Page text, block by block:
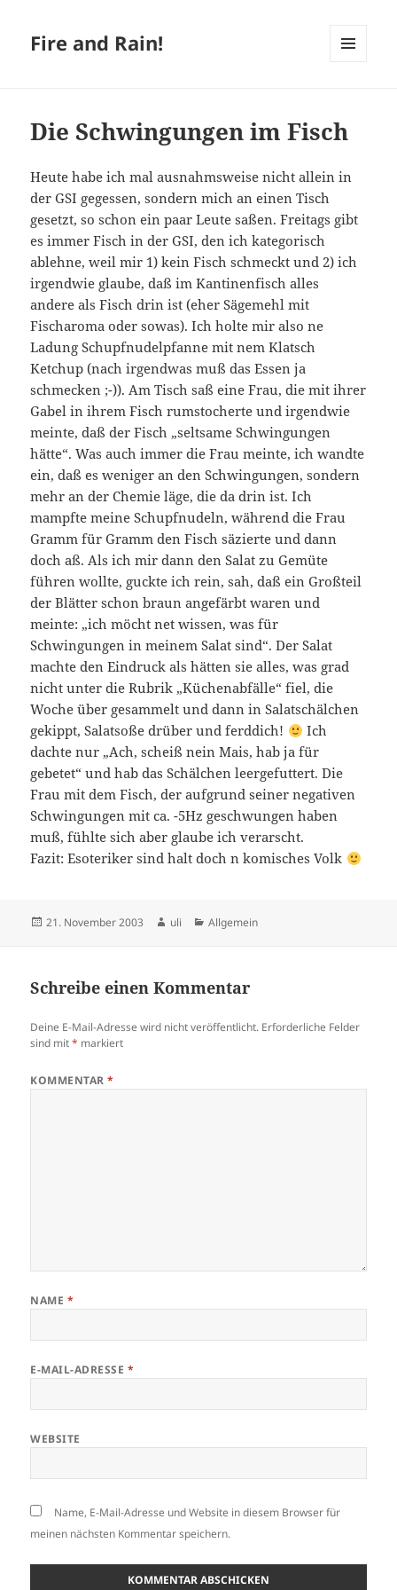
Fire and Rain!
Die Schwingungen im Fisch
Heute habe ich mal ausnahmsweise nicht allein in
der GSI gegessen, sondern mich an einen Tisch
gesetzt, so schon ein paar Leute saßen. Freitags gibt
es immer Fisch in der GSI, den ich kategorisch
ablehne, weil mir 1) kein Fisch schmeckt und 2) ich
irgendwie glaube, daß im Kantinenfisch alles
andere als Fisch drin ist (eher Sägemehl mit
Fischaroma oder sowas). Ich holte mir also ne
Ladung Schupfnudelpfanne mit nem Klatsch
Ketchup (nach irgendwas muß das Essen ja
schmecken ;-)). Am Tisch saß eine Frau, die mit ihrer
Gabel in ihrem Fisch rumstocherte und irgendwie
meinte, daß der Fisch „seltsame Schwingungen
hätte“. Was auch immer die Frau meinte, ich wandte
ein, daß es weniger an den Schwingungen, sondern
mehr an der Chemie läge, die da drin ist. Ich
mampfte meine Schupfnudeln, während die Frau
Gramm für Gramm den Fisch säzierte und dann
doch aß. Als ich mir dann den Salat zu Gemüte
führen wollte, guckte ich rein, sah, daß ein Großteil
der Blätter schon braun angefärbt waren und
meinte: „ich möcht net wissen, was für
Schwingungen in meinem Salat sind“. Der Salat
machte den Eindruck als hätten sie alles, was grad
nicht unter die Rubrik „Küchenabfälle“ fiel, die
Woche über gesammelt und dann in Salatschälchen
gekippt, Salatsoße drüber und ferddich!
Ich
dachte nur „Ach, scheiß nein Mais, hab ja für
gebetet“ und hab das Schälchen leergefuttert. Die
Frau mit dem Fisch, der aufgrund seiner negativen
Schwingungen mit ca. -5Hz geschwungen haben
muß, fühlte sich aber glaube ich verarscht.
Fazit: Esoteriker sind halt doch n komisches Volk
Veröffentlicht
21. November 2003 Autor
uli Kategorien
Allgemein
Schreibe einen Kommentar
Deine E-Mail-Adresse wird nicht veröffentlicht. Erforderliche Felder
sind mit* markiert
KOMMENTAR*
NAME *
E-MAIL-ADRESSE *
WEBSITE
Name, E-Mail-Adresse und Website in diesem Browser für
meinen nächsten Kommentar speichern.